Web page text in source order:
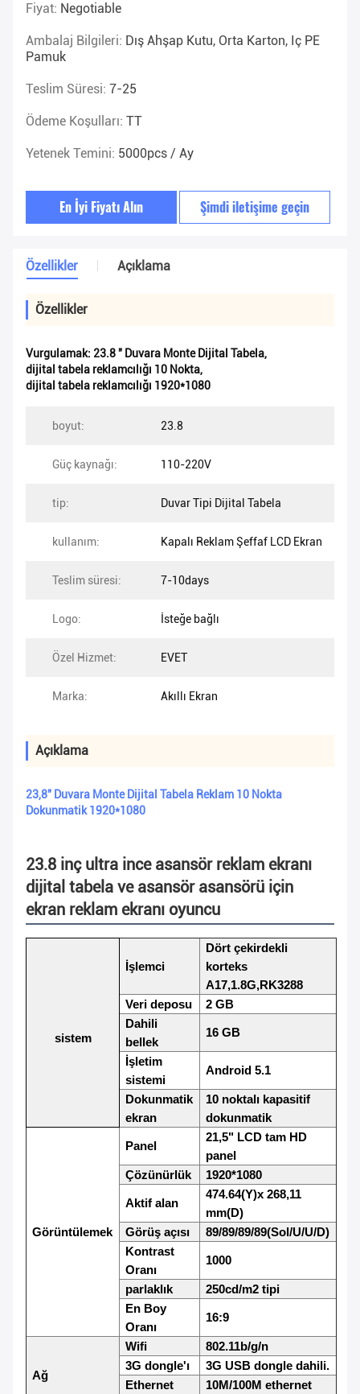
Fiyat: Negotiable
Ambalaj Bilgileri: Dış Ahşap Kutu, Orta Karton, Iç PE
Pamuk
Teslim Süresi: 7-25
Ödeme Koşulları: TT
Yetenek Temini: 5000pcs / Ay
En İyi Fiyatı Alın Şimdi iletişime geçin
Özellikler Açıklama
Özellikler
Vurgulamak: 23.8 '' Duvara Monte Dijital Tabela,
dijital tabela reklamcılığı 10 Nokta,
dijital tabela reklamcılığı 1920*1080
boyut: 23.8
Güç kaynağı: 110-220V
tip: Duvar Tipi Dijital Tabela
kullanım: Kapalı Reklam Şeffaf LCD Ekran
Teslim süresi: 7-10days
Logo: İsteğe bağlı
Özel Hizmet: EVET
Marka: Akıllı Ekran
Açıklama
23,8'' Duvara Monte Dijital Tabela Reklam 10 Nokta
Dokunmatik 1920*1080
23.8 inç ultra ince asansör reklam ekranı
dijital tabela ve asansör asansörü için
ekran reklam ekranı oyuncu
sistem
İşlemci
Dört çekirdekli
korteks
A17,1.8G,RK3288
Veri deposu
2 GB
Dahili
bellek
16 GB
İşletim
sistemi
Android 5.1
Dokunmatik
ekran
10 noktalı kapasitif
dokunmatik
Görüntülemek
Panel
21,5" LCD tam HD
panel
Çözünürlük
1920*1080
Aktif alan
474.64(Y)x 268,11
mm(D)
Görüş açısı
89/89/89/89(Sol/U/U/D)
Kontrast
Oranı
1000
parlaklık
250cd/m2 tipi
En Boy
Oranı
16:9
Ağ
Wifi
802.11b/g/n
3G dongle'ı
3G USB dongle dahili.
Ethernet
10M/100M ethernet